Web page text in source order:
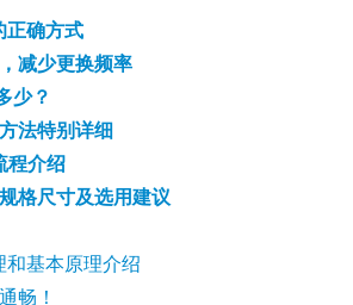
正确方式
减少更换频率
少？
法特别详细
程介绍
格尺寸及选用建议
基本原理介绍
畅！